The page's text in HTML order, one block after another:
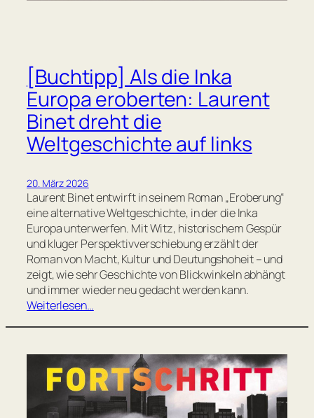
[Buchtipp] Als die Inka
Europa eroberten: Laurent
Binet dreht die
Weltgeschichte auf links
20. März 2026
Laurent Binet entwirft in seinem Roman „Eroberung“
eine alternative Weltgeschichte, in der die Inka
Europa unterwerfen. Mit Witz, historischem Gespür
und kluger Perspektivverschiebung erzählt der
Roman von Macht, Kultur und Deutungshoheit – und
zeigt, wie sehr Geschichte von Blickwinkeln abhängt
und immer wieder neu gedacht werden kann.
Weiterlesen…